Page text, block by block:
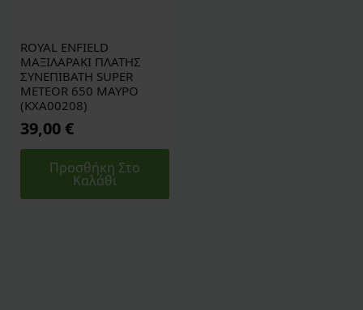
ROYAL ENFIELD
ΜΑΞΙΛΑΡΑΚΙ ΠΛΑΤΗΣ
ΣΥΝΕΠΙΒΑΤΗ SUPER
METEOR 650 ΜΑΥΡΟ
(KXA00208)
39,00 €
Προσθήκη Στο
Καλάθι